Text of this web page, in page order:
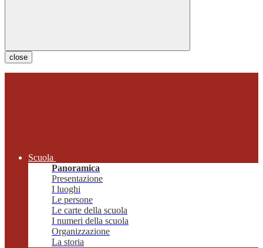
close
Scuola
Panoramica
Presentazione
I luoghi
Le persone
Le carte della scuola
I numeri della scuola
Organizzazione
La storia